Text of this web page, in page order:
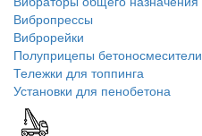
Вибропрессы
Виброрейки
Полуприцепы бетоносмесители
Тележки для топпинга
Установки для пенобетона